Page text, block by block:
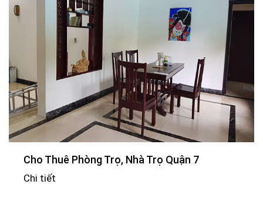
Cho Thuê Phòng Trọ, Nhà Trọ Quận 7
Chi tiết